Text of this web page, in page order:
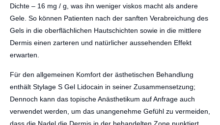
Dichte – 16 mg / g, was ihn weniger viskos macht als andere
Gele. So können Patienten nach der sanften Verabreichung des
Gels in die oberflächlichen Hautschichten sowie in die mittlere
Dermis einen zarteren und natürlicher aussehenden Effekt
erwarten.
Für den allgemeinen Komfort der ästhetischen Behandlung
enthält Stylage S Gel Lidocain in seiner Zusammensetzung;
Dennoch kann das topische Anästhetikum auf Anfrage auch
verwendet werden, um das unangenehme Gefühl zu vermeiden,